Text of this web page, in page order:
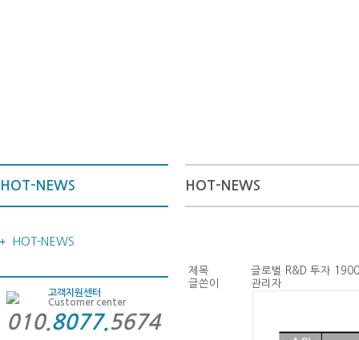
HOT-NEWS
HOT-NEWS
고객지원센터
Customer center
010.8077.5674
HOT-NEWS
제목
글로벌 R&D 투자
글쓴이
관리자